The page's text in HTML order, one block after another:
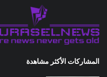
المشاركات الأكثر مشاهدة